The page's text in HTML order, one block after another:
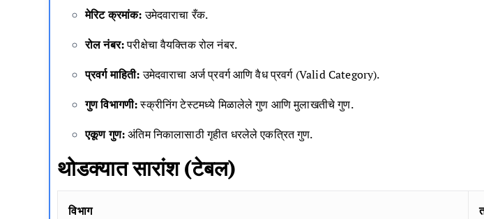
मेरिट क्रमांक:उमेदवाराचा रँक.
रोल नंबर:परीक्षेचा वैयक्तिक रोल नंबर.
प्रवर्ग माहिती:उमेदवाराचा अर्ज प्रवर्ग आणि वैध प्रवर्ग (Valid Category).
गुण विभागणी:स्क्रीनिंग टेस्टमध्ये मिळालेले गुण आणि मुलाखतीचे गुण.
एकूण गुण:अंतिम निकालासाठी गृहीत धरलेले एकत्रित गुण.
थोडक्यात सारांश (टेबल)
विभाग